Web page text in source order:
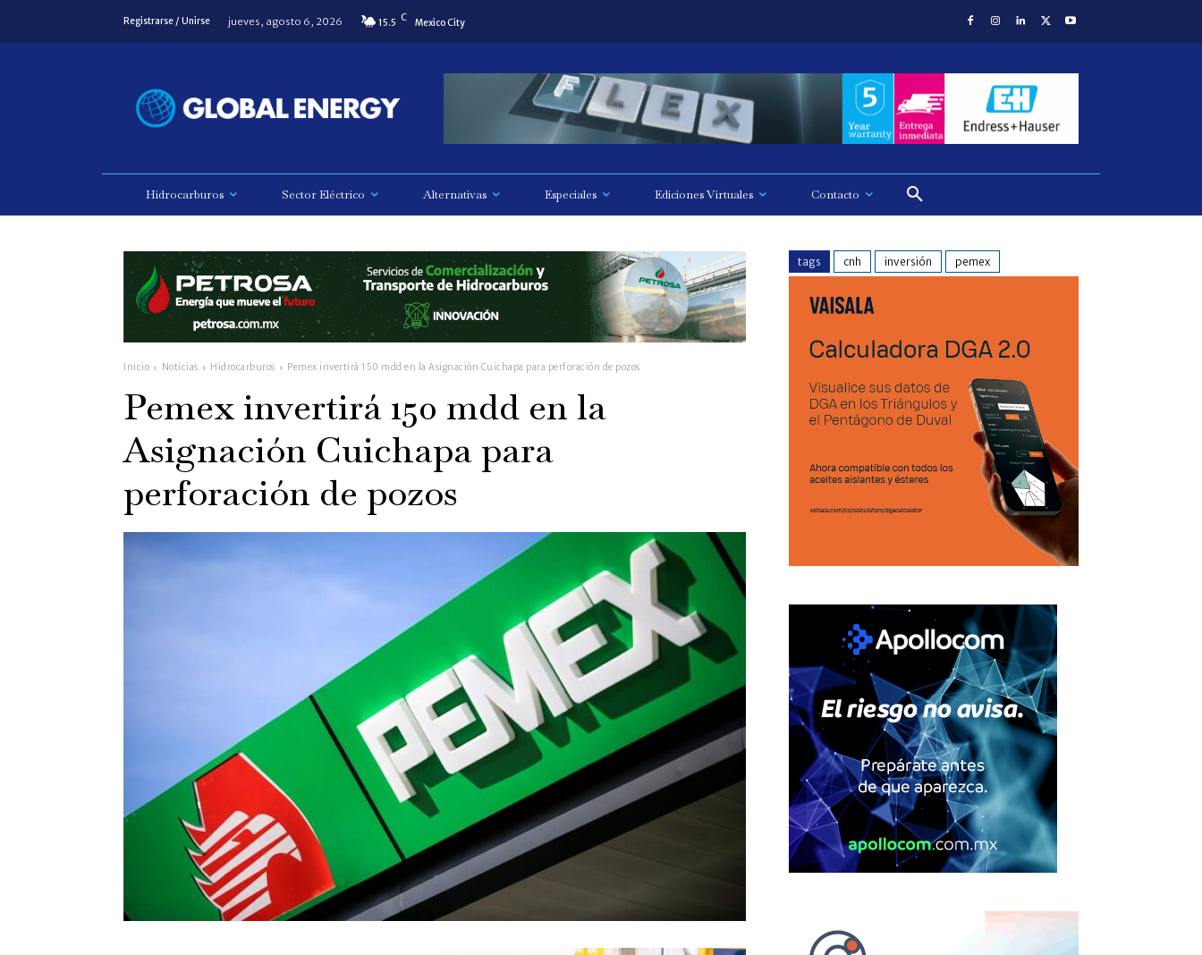
Registrarse / Unirse jueves, agosto 6, 2026 15.5 C Mexico City
Hidrocarburos Sector Eléctrico Alternativas Especiales Ediciones Virtuales Contacto
Inicio Noticias Hidrocarburos Pemex invertirá 150 mdd en la Asignación Cuichapa para perforación de pozos
Pemex invertirá 150 mdd en la
Asignación Cuichapa para
perforación de pozos
tags cnh inversión pemex